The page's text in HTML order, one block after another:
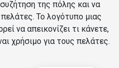
της πόλης και να
Το λογότυπο μιας
να απεικονίζει τι κάνετε,
χρήσιμο για τους πελάτες.